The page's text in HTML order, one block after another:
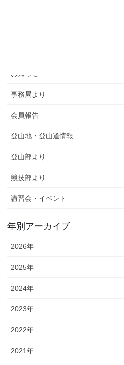
お知らせ
事務局より
会員報告
登山地・登山道情報
登山部より
競技部より
講習会・イベント
年別アーカイブ
2026年
2025年
2024年
2023年
2022年
2021年